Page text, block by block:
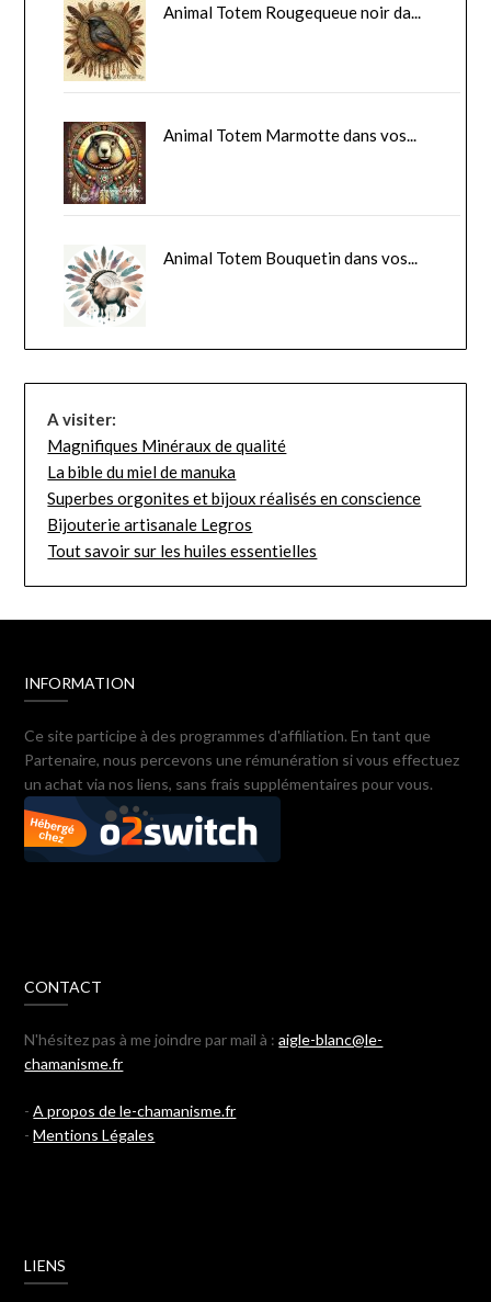
Animal Totem Rougequeue noir da...
Animal Totem Marmotte dans vos...
Animal Totem Bouquetin dans vos...
A visiter:
Magnifiques Minéraux de qualité
La bible du miel de manuka
Superbes orgonites et bijoux réalisés en conscience
Bijouterie artisanale Legros
Tout savoir sur les huiles essentielles
INFORMATION
Ce site participe à des programmes d'affiliation. En tant que
Partenaire, nous percevons une rémunération si vous effectuez
un achat via nos liens, sans frais supplémentaires pour vous.
CONTACT
N'hésitez pas à me joindre par mail à :aigle-blanc@le-
chamanisme.fr
-A propos de le-chamanisme.fr
-Mentions Légales
LIENS